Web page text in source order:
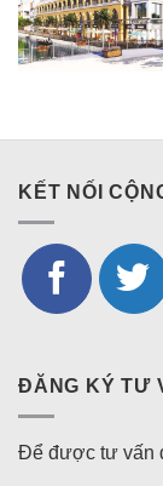
KẾT NỐI
ĐĂNG KÝ TƯ
Để được tư vấn